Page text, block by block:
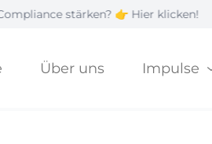
stärken? 👉 Hier klicken! |
Über uns Impulse
Pflicht